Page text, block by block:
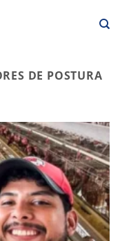
DE POSTURA